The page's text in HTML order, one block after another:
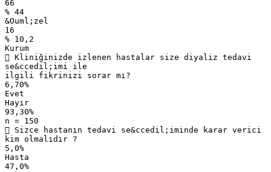
66
% 44
&Ouml;zel
16
% 10,2
Kurum
 Kliniğinizde izlenen hastalar size diyaliz tedavi
se&ccedil;imi ile
ilgili fikrinizi sorar mı?
6,70%
Evet
Hayır
93,30%
n = 150
 Sizce hastanın tedavi se&ccedil;iminde karar verici
kim olmalıdır ?
5,0%
Hasta
47,0%